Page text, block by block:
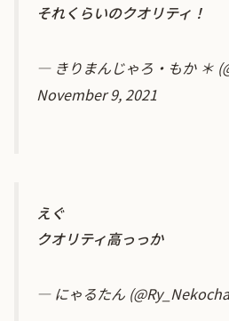
それくらいのクオリティ！
— きりまんじゃろ・もか ＊
November 9, 2021
えぐ
クオリティ高っっか
— にゃるたん